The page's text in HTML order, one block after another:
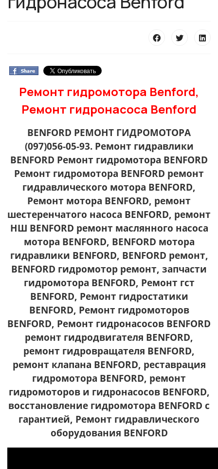
Ремонт гидромотора Benford,
Ремонт гидронасоса Benford
BENFORD РЕМОНТ ГИДРОМОТОРА
(097)056-05-93. Ремонт гидравлики
BENFORD Ремонт гидромотора BENFORD
Ремонт гидромотора BENFORD ремонт
гидравлического мотора BENFORD,
Ремонт мотора BENFORD, ремонт
шестеренчатого насоса BENFORD, ремонт
НШ BENFORD ремонт маслянного насоса
мотора BENFORD, BENFORD мотора
гидравлики BENFORD, BENFORD ремонт,
BENFORD гидромотор ремонт, запчасти
гидромотора BENFORD, Ремонт гст
BENFORD, Ремонт гидростатики
BENFORD, Ремонт гидромоторов
BENFORD, Ремонт гидронасосов BENFORD
ремонт гидродвигателя BENFORD,
ремонт гидровращателя BENFORD,
ремонт клапана BENFORD, реставрация
гидромотора BENFORD, ремонт
гидромоторов и гидронасосов BENFORD,
восстановление гидромотора BENFORD с
гарантией, Ремонт гидравлического
оборудования BENFORD